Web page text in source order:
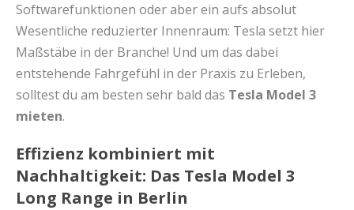
Softwarefunktionen oder aber ein aufs absolut
Wesentliche reduzierter Innenraum: Tesla setzt hier
Maßstäbe in der Branche! Und um das dabei
entstehende Fahrgefühl in der Praxis zu Erleben,
solltest du am besten sehr bald das Tesla Model 3
mieten.
Effizienz kombiniert mit
Nachhaltigkeit: Das Tesla Model 3
Long Range in Berlin